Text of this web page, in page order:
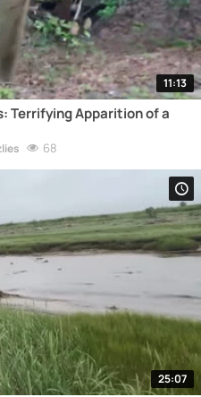
11:13
Terrifying Apparition of a
68
25:07